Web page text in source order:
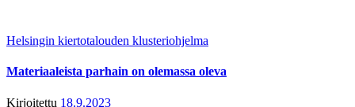
Helsingin kiertotalouden klusteriohjelma
Materiaaleista parhain on olemassa oleva
Kirjoitettu 18.9.2023